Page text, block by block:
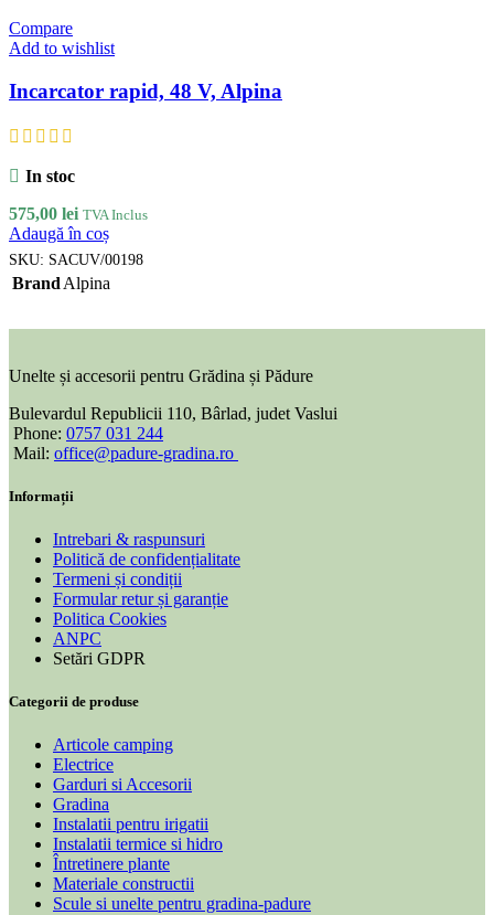
Compare
Add to wishlist
Incarcator rapid, 48 V, Alpina
In stoc
575,00 lei TVA Inclus
Adaugă în coș
SKU: SACUV/00198
Brand Alpina
Unelte și accesorii pentru Grădina și Pădure
Bulevardul Republicii 110, Bârlad, judet Vaslui
Phone: 0757 031 244
Mail: office@padure-gradina.ro
Informații
Intrebari & raspunsuri
Politică de confidențialitate
Termeni și condiții
Formular retur și garanție
Politica Cookies
ANPC
Setări GDPR
Categorii de produse
Articole camping
Electrice
Garduri si Accesorii
Gradina
Instalatii pentru irigatii
Instalatii termice si hidro
Întretinere plante
Materiale constructii
Scule si unelte pentru gradina-padure